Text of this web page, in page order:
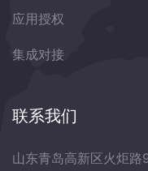
应用授权
集成对接
联系我们
山东青岛高新区火炬